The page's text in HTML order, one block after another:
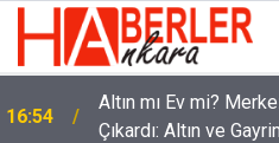
16:54
Altın mı Ev mi?
Çıkardı: Altın ve